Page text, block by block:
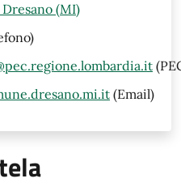
Dresano (MI)
(Email)